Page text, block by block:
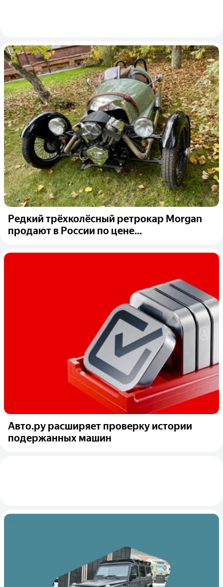
Редкий трёхколёсный ретрокар Morgan
продают в России по цене...
Авто.ру расширяет проверку истории
подержанных машин